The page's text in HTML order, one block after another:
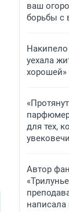
ваш
борьбы с
уехала
хорошей»
для тех,
Автор
написала